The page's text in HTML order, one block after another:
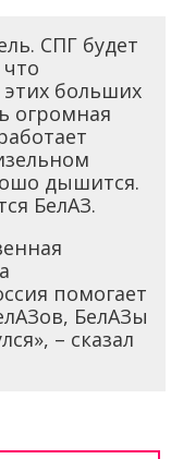
СПГ будет
этих больших
огромная
дышится.
БелАЗ.
помогает
БелАЗы
– сказал